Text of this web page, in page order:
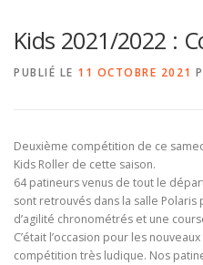
Kids 2021/2022 :
PUBLIÉ LE 11 OCTOBRE 2021
Deuxième compétition de ce
Kids Roller de cette saison.
64 patineurs venus de tout le
sont retrouvés dans la salle Polaris
d’agilité chronométrés et une
C’était l’occasion pour les
compétition très ludique. Nos